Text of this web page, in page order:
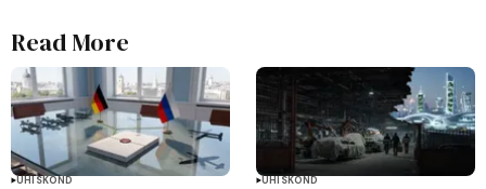
Read More
ÜHISKOND ÜHISKOND